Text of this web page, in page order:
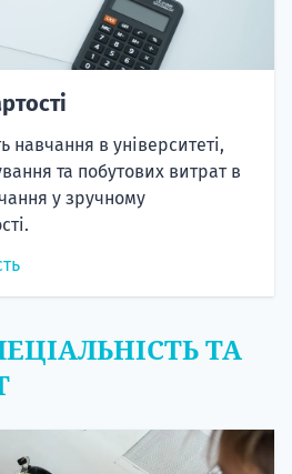
навчання в університеті,
та побутових витрат в
у зручному
ТА